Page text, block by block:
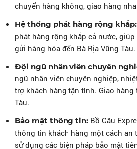
chuyển hàng không, giao hàng
Hệ thống phát hàng rộng khắp:
phát hàng rộng khắp cả nước,
gửi hàng hóa đến Bà Rịa Vũng Tàu.
Đội ngũ nhân viên chuyên
ngũ nhân viên chuyên nghiệp,
trợ khách hàng tận tình. Giao hàng
Tàu.
Bảo mật thông tin: Bồ Câu
thông tin khách hàng một cách an
sử dụng các biện pháp bảo mật